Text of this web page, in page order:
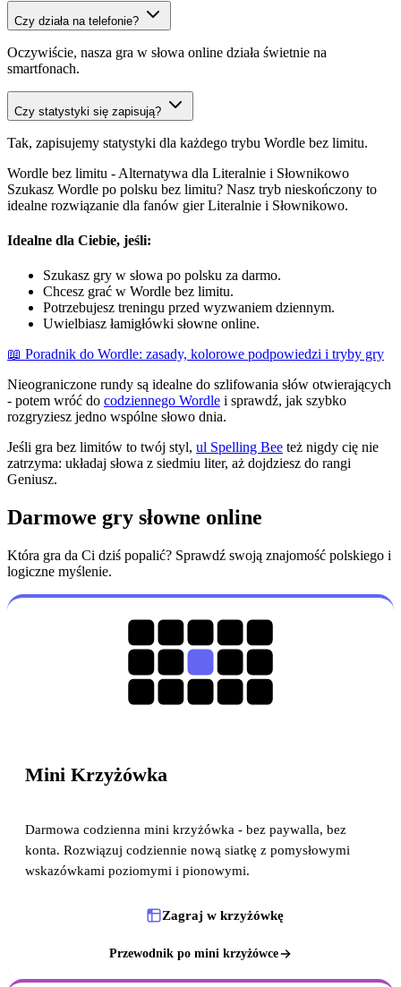
Czy działa na telefonie?
Oczywiście, nasza gra w słowa online działa świetnie na
smartfonach.
Czy statystyki się zapisują?
Tak, zapisujemy statystyki dla każdego trybu Wordle bez limitu.
Wordle bez limitu - Alternatywa dla Literalnie i Słownikowo
Szukasz Wordle po polsku bez limitu? Nasz tryb nieskończony to
idealne rozwiązanie dla fanów gier Literalnie i Słownikowo.
Idealne dla Ciebie, jeśli:
Szukasz gry w słowa po polsku za darmo.
Chcesz grać w Wordle bez limitu.
Potrzebujesz treningu przed wyzwaniem dziennym.
Uwielbiasz łamigłówki słowne online.
📖 Poradnik do Wordle: zasady, kolorowe podpowiedzi i tryby gry
Nieograniczone rundy są idealne do szlifowania słów otwierających
- potem wróć do codziennego Wordle i sprawdź, jak szybko
rozgryziesz jedno wspólne słowo dnia.
Jeśli gra bez limitów to twój styl, ul Spelling Bee też nigdy cię nie
zatrzyma: układaj słowa z siedmiu liter, aż dojdziesz do rangi
Geniusz.
Darmowe gry słowne online
Która gra da Ci dziś popalić? Sprawdź swoją znajomość polskiego i
logiczne myślenie.
Mini Krzyżówka
Darmowa codzienna mini krzyżówka - bez paywalla, bez
konta. Rozwiązuj codziennie nową siatkę z pomysłowymi
wskazówkami poziomymi i pionowymi.
Zagraj w krzyżówkę
Przewodnik po mini krzyżówce